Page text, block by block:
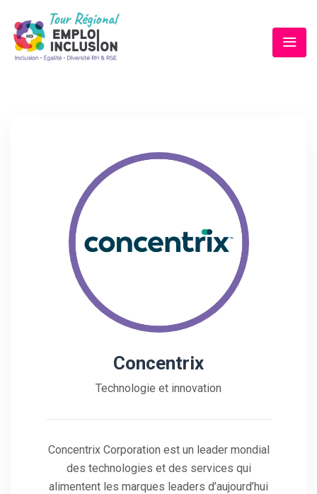
Concentrix
Technologie et innovation
Concentrix Corporation est un leader mondial
des technologies et des services qui
alimentent les marques leaders d’aujourd’hui